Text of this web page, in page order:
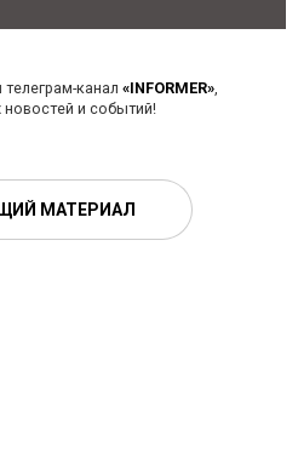
канал «INFORMER»
и событий!
МАТЕРИАЛ